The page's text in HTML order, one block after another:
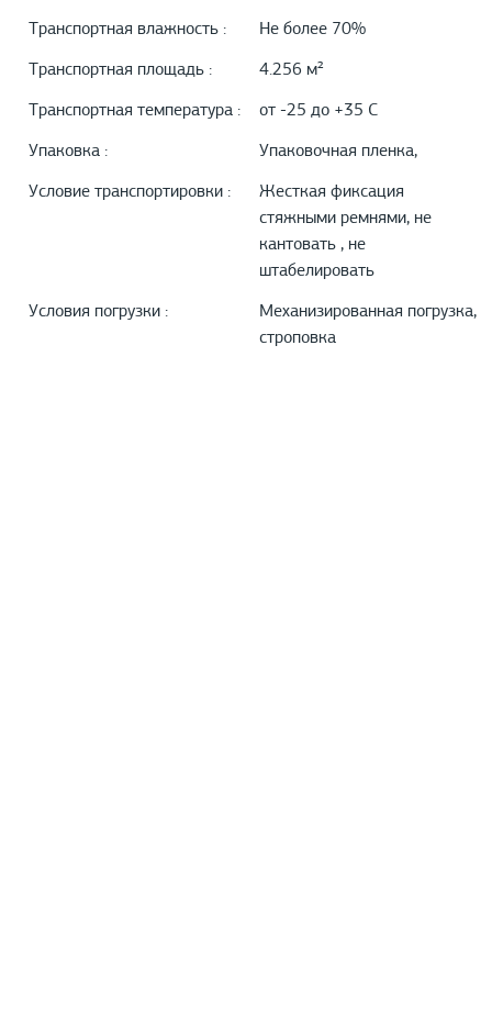
Транспортная влажность : Не более 70%
Транспортная площадь : 4.256 м²
Транспортная температура : от -25 до +35 С
Упаковка : Упаковочная пленка,
Условие транспортировки :
Жесткая фиксация
стяжными ремнями, не
кантовать , не
штабелировать
Условия погрузки :
Механизированная погрузка,
строповка